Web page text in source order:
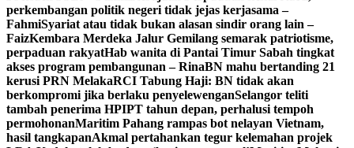
perkembangan politik negeri tidak jejas kerjasama –
FahmiSyariat atau tidak bukan alasan sindir orang lain –
FaizKembara Merdeka Jalur Gemilang semarak patriotisme,
perpaduan rakyatHab wanita di Pantai Timur Sabah tingkat
akses program pembangunan – RinaBN mahu bertanding 21
kerusi PRN MelakaRCI Tabung Haji: BN tidak akan
berkompromi jika berlaku penyelewenganSelangor teliti
tambah penerima HPIPT tahun depan, perhalusi tempoh
permohonanMaritim Pahang rampas bot nelayan Vietnam,
hasil tangkapanAkmal pertahankan tegur kelemahan projek